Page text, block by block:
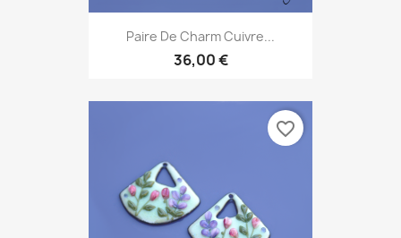
Paire De Charm Cuivre...
36,00 €
favorite_border